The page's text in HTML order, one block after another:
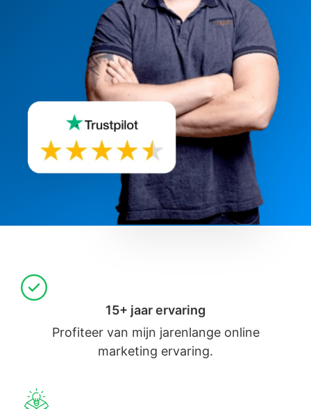
15+ jaar ervaring
Profiteer van mijn jarenlange online
marketing ervaring.